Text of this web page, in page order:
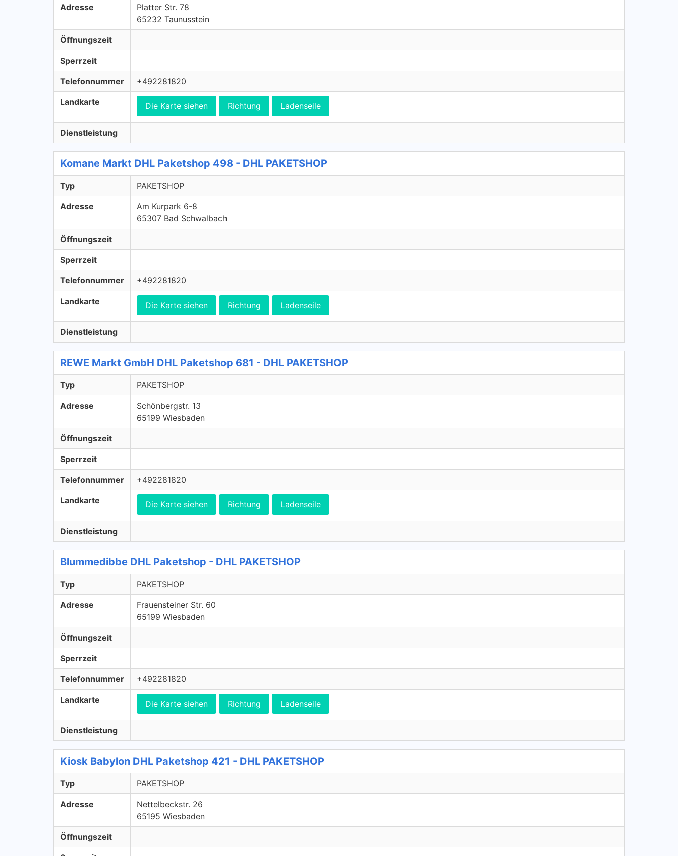
Adresse
Platter Str. 78
65232 Taunusstein
Öffnungszeit
Sperrzeit
Telefonnummer +492281820
Landkarte Die Karte siehen Richtung Ladenseile
Dienstleistung
Komane Markt DHL Paketshop 498 - DHL PAKETSHOP
Typ PAKETSHOP
Adresse
Am Kurpark 6-8
65307 Bad Schwalbach
Öffnungszeit
Sperrzeit
Telefonnummer +492281820
Landkarte Die Karte siehen Richtung Ladenseile
Dienstleistung
REWE Markt GmbH DHL Paketshop 681 - DHL PAKETSHOP
Typ PAKETSHOP
Adresse
Schönbergstr. 13
65199 Wiesbaden
Öffnungszeit
Sperrzeit
Telefonnummer +492281820
Landkarte Die Karte siehen Richtung Ladenseile
Dienstleistung
Blummedibbe DHL Paketshop - DHL PAKETSHOP
Typ PAKETSHOP
Adresse
Frauensteiner Str. 60
65199 Wiesbaden
Öffnungszeit
Sperrzeit
Telefonnummer +492281820
Landkarte Die Karte siehen Richtung Ladenseile
Dienstleistung
Kiosk Babylon DHL Paketshop 421 - DHL PAKETSHOP
Typ PAKETSHOP
Adresse
Nettelbeckstr. 26
65195 Wiesbaden
Öffnungszeit